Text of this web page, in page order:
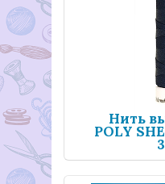
Нить
POLY